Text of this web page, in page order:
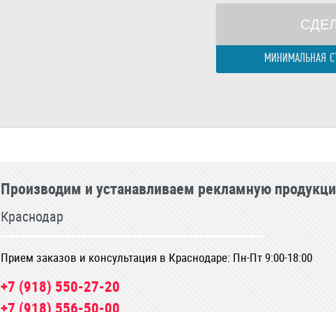
МИНИМАЛЬНАЯ
Производим и устанавливаем рекламную
Краснодар
Прием заказов и консультация в Краснодаре: Пн-Пт 9:00-18:00
+7 (918) 550-27-20
+7 (918) 556-50-00